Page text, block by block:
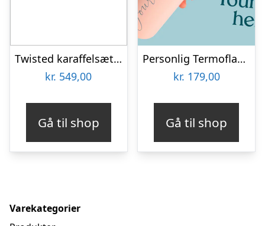
Twisted karaffelsæt med to glas
kr. 549,00
Gå til shop
Personlig Termoflaske med Sugrør & Tekst – 600 ml
kr. 179,00
Gå til shop
Varekategorier